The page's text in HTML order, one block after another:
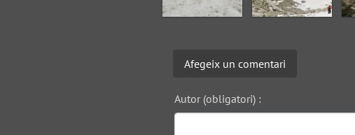
Afegeix un comentari
Autor (obligatori) :